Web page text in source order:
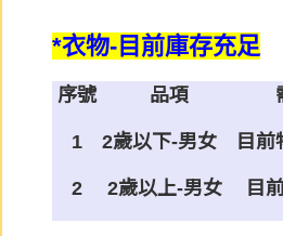
*衣物-目前庫存充足
序號 品項
1 2歲以下-男女 目
2 2歲以上-男女 目